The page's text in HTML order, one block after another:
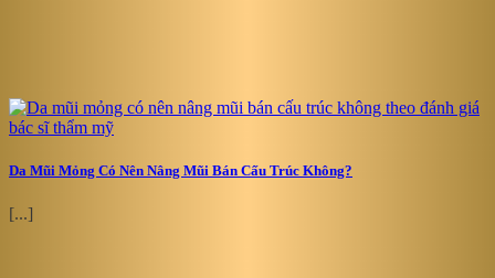
Da Mũi Mỏng Có Nên Nâng Mũi Bán Cấu Trúc Không?
[...]